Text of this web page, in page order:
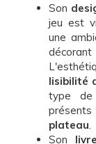
Son
jeu est
une
lisibilité
type
plateau
Son